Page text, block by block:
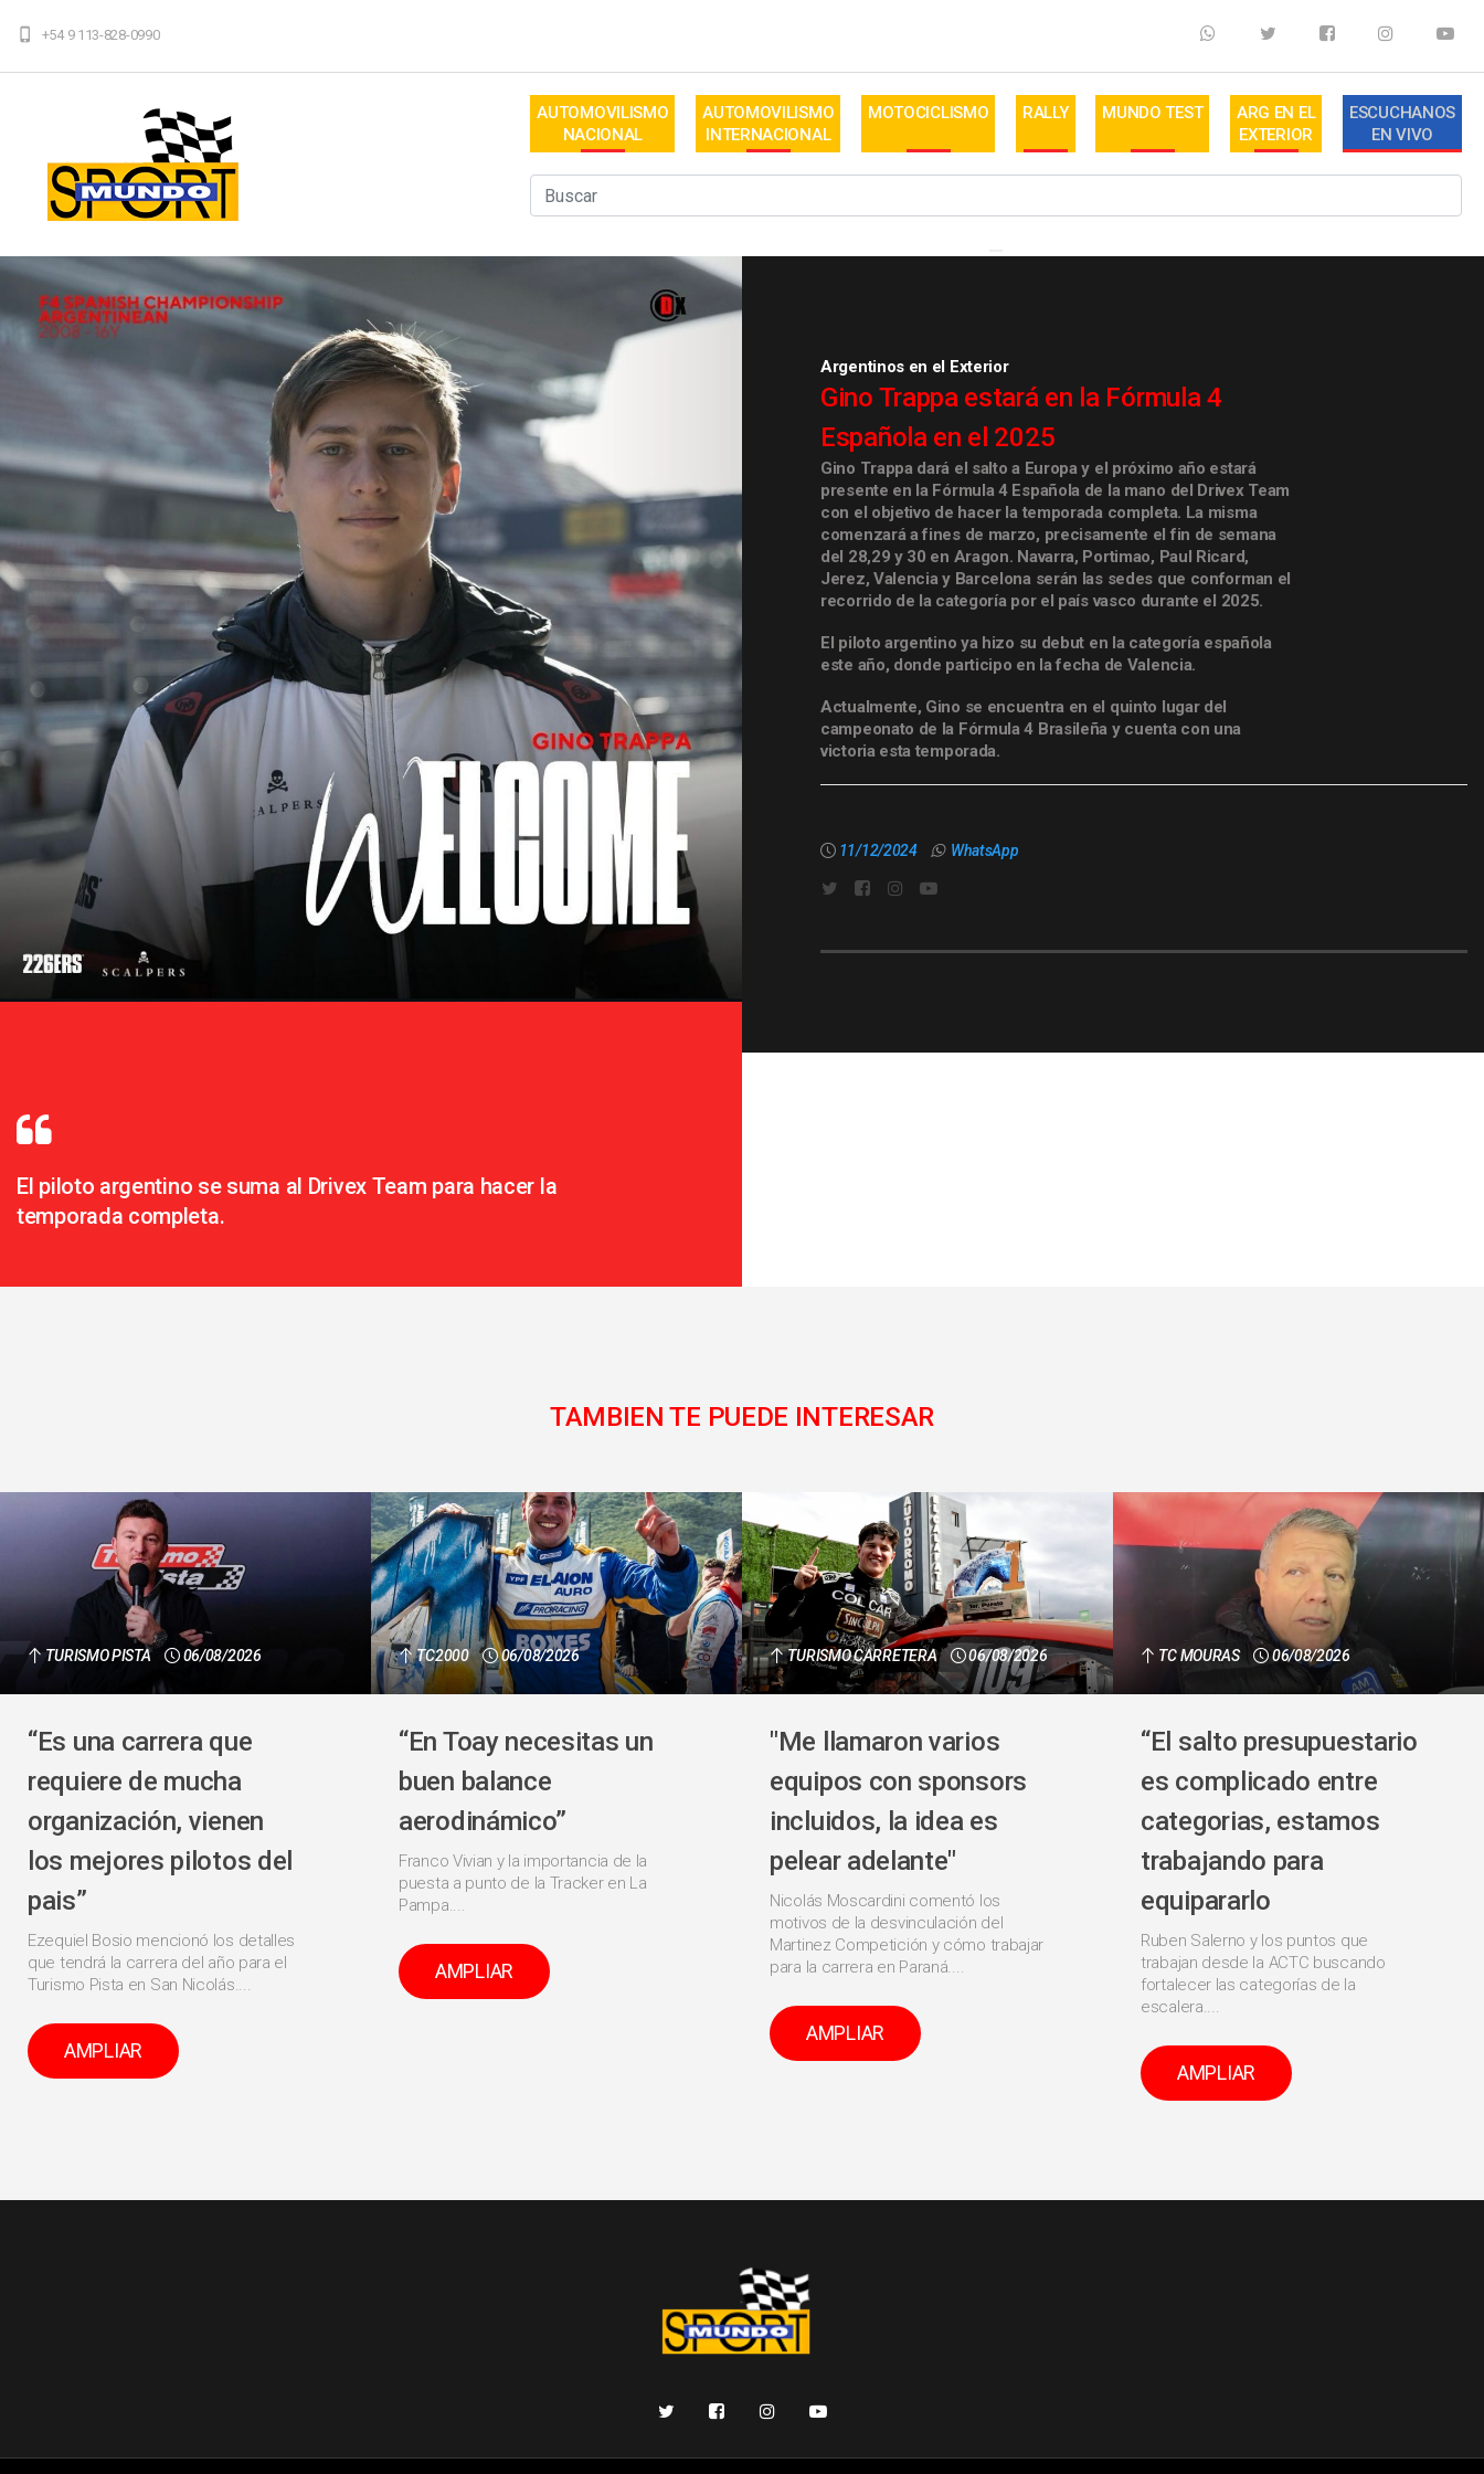
+54 9 113-828-0990
AUTOMOVILISMO
NACIONAL
AUTOMOVILISMO
INTERNACIONAL
MOTOCICLISMO RALLY MUNDO TEST
ARG EN EL
EXTERIOR
ESCUCHANOS
EN VIVO
El piloto argentino se suma al Drivex Team para hacer la
temporada completa.
Argentinos en el Exterior
Gino Trappa estará en la Fórmula 4
Española en el 2025
Gino Trappa dará el salto a Europa y el próximo año estará
presente en la Fórmula 4 Española de la mano del Drivex Team
con el objetivo de hacer la temporada completa. La misma
comenzará a fines de marzo, precisamente el fin de semana
del 28,29 y 30 en Aragon. Navarra, Portimao, Paul Ricard,
Jerez, Valencia y Barcelona serán las sedes que conforman el
recorrido de la categoría por el país vasco durante el 2025.
El piloto argentino ya hizo su debut en la categoría española
este año, donde participo en la fecha de Valencia.
Actualmente, Gino se encuentra en el quinto lugar del
campeonato de la Fórmula 4 Brasileña y cuenta con una
victoria esta temporada.
11/12/2024 WhatsApp
TAMBIEN TE PUEDE INTERESAR
TURISMO PISTA 06/08/2026
“Es una carrera que
requiere de mucha
organización, vienen
los mejores pilotos del
pais”
Ezequiel Bosio mencionó los detalles
que tendrá la carrera del año para el
Turismo Pista en San Nicolás....
AMPLIAR
TC2000 06/08/2026
“En Toay necesitas un
buen balance
aerodinámico”
Franco Vivian y la importancia de la
puesta a punto de la Tracker en La
Pampa....
AMPLIAR
TURISMO CARRETERA 06/08/2026
"Me llamaron varios
equipos con sponsors
incluidos, la idea es
pelear adelante"
Nicolás Moscardini comentó los
motivos de la desvinculación del
Martinez Competición y cómo trabajar
para la carrera en Paraná....
AMPLIAR
TC MOURAS 06/08/2026
“El salto presupuestario
es complicado entre
categorias, estamos
trabajando para
equipararlo
Ruben Salerno y los puntos que
trabajan desde la ACTC buscando
fortalecer las categorías de la
escalera....
AMPLIAR